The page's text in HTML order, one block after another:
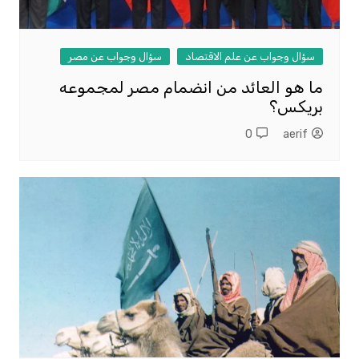
سؤال وجواب عن علم الاقتصاد سؤال وجواب عن مصر
ما هو العائد من انضمام مصر لمجموعه
بريكس؟
aerif
0